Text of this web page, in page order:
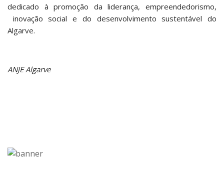
dedicado à promoção da liderança, empreendedorismo,
inovação social e do desenvolvimento sustentável do
Algarve.
ANJE Algarve